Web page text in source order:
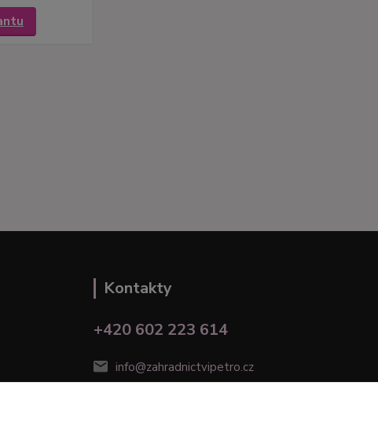
Kontakty
+420 602 223 614
info@zahradnictvipetro.cz